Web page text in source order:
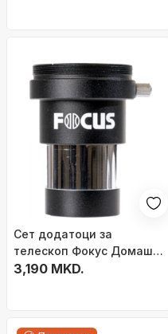
Сет додатоци за
телескоп Фокус Домашна
Интерактив, леќа Барлоу
3,190 MKD.